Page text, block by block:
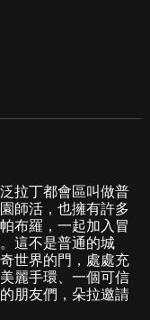
拉丁都會區叫做普
師活，也擁有許多
布羅，一起加入冒
這不是普通的城
世界的門，處處充
麗手環、一個可信
朋友們，朵拉邀請